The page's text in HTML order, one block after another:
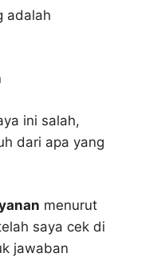
adalah
ini salah,
dari apa yang
menurut
saya cek di
jawaban